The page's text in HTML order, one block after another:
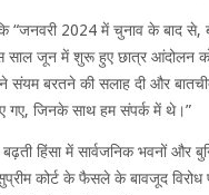
“जनवरी 2024 में चुनाव के बाद
साल जून में शुरू हुए छात्र आंदोलन को
संयम बरतने की सलाह दी और
गए, जिनके साथ हम संपर्क में थे।”
हिंसा में सार्वजनिक भवनों और
कोर्ट के फैसले के बावजूद